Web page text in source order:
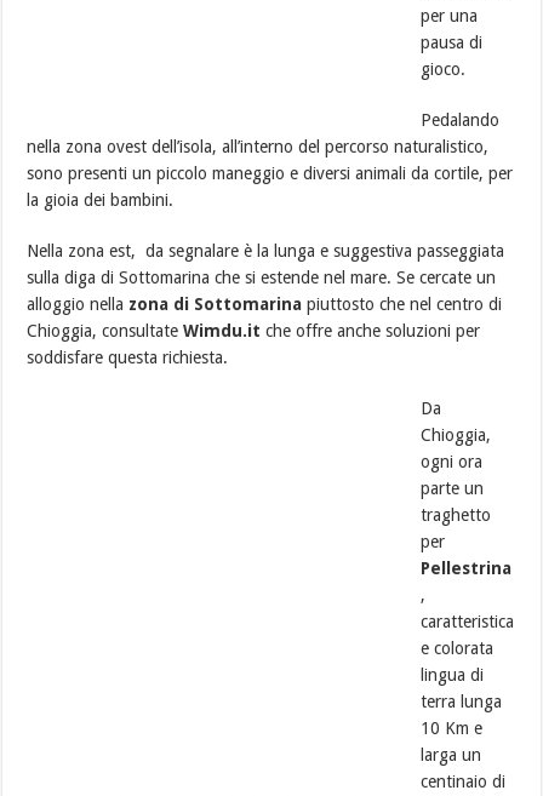
per una
pausa di
gioco.
Pedalando
nella zona ovest dell’isola, all’interno del percorso naturalistico,
sono presenti un piccolo maneggio e diversi animali da cortile, per
la gioia dei bambini.
Nella zona est, da segnalare è la lunga e suggestiva passeggiata
sulla diga di Sottomarina che si estende nel mare. Se cercate un
alloggio nella zona di Sottomarina piuttosto che nel centro di
Chioggia, consultateWimdu.it che offre anche soluzioni per
soddisfare questa richiesta.
Da
Chioggia,
ogni ora
parte un
traghetto
per
Pellestrina
,
caratteristica
e colorata
lingua di
terra lunga
10 Km e
larga un
centinaio di